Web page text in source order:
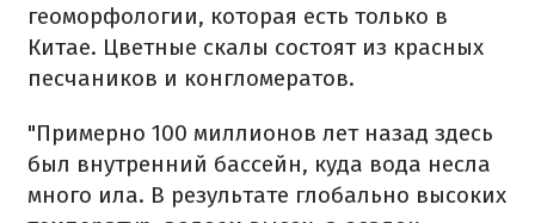
геоморфологии, которая есть только в
Китае. Цветные скалы состоят из красных
песчаников и конгломератов.
"Примерно 100 миллионов лет назад здесь
был внутренний бассейн, куда вода несла
много ила. В результате глобально высоких